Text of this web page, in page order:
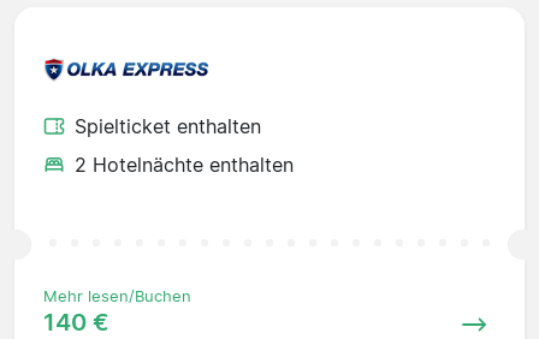
Spielticket enthalten
2 Hotelnächte enthalten
Mehr lesen/Buchen
140 €